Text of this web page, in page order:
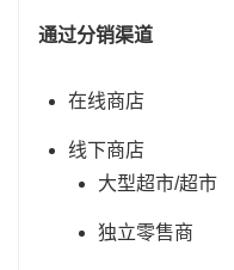
通过分销渠道
在线商店
线下商店
大型超市/超市
独立零售商